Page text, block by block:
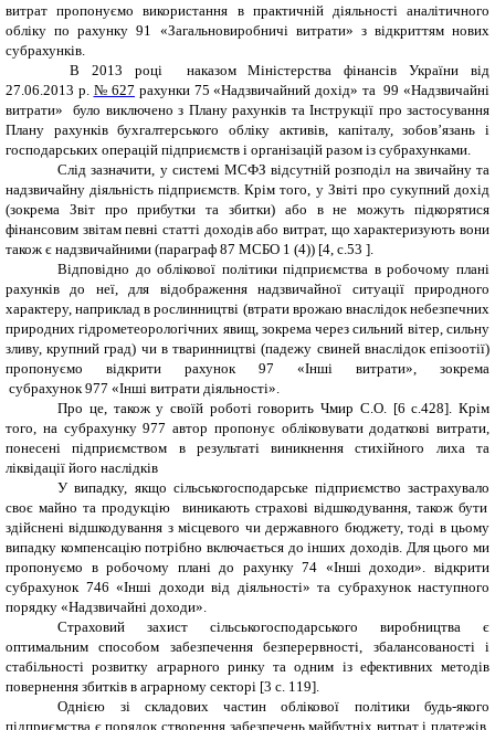
витрат пропонуємо використання в практичній діяльності аналітичного
обліку по рахунку 91 «Загальновиробничі витрати» з відкриттям нових
субрахунків.
В 2013 році наказом Міністерства фінансів України від
27.06.2013 р. № 627 рахунки 75 «Надзвичайний дохід» та 99 «Надзвичайні
витрати» було виключено з Плану рахунків та Інструкції про застосування
Плану рахунків бухгалтерського обліку активів, капіталу, зобов’язань і
господарських операцій підприємств і організацій разом із субрахунками.
Слід зазначити, у системі МСФЗ відсутній розподіл на звичайну та
надзвичайну діяльність підприємств. Крім того, у Звіті про сукупний дохід
(зокрема Звіт про прибутки та збитки) або в не можуть підкорятися
фінансовим звітам певні статті доходів або витрат, що характеризують вони
також є надзвичайними (параграф 87 МСБО 1 (4)) [4, с.53 ].
Відповідно до облікової політики підприємства в робочому плані
рахунків до неї, для відображення надзвичайної ситуації природного
характеру, наприклад в рослинництві (втрати врожаю внаслідок небезпечних
природних гідрометеорологічних явищ, зокрема через сильний вітер, сильну
зливу, крупний град) чи в тваринництві (падежу свиней внаслідок епізоотії)
пропонуємо відкрити рахунок 97 «Інші витрати», зокрема
субрахунок 977 «Інші витрати діяльності».
Про це, також у своїй роботі говорить Чмир С.О. [6 с.428]. Крім
того, на субрахунку 977 автор пропонує обліковувати додаткові витрати,
понесені підприємством в результаті виникнення стихійного лиха та
ліквідації його наслідків
У випадку, якщо сільськогосподарське підприємство застрахувало
своє майно та продукцію виникають страхові відшкодування, також бути
здійснені відшкодування з місцевого чи державного бюджету, тоді в цьому
випадку компенсацію потрібно включається до інших доходів. Для цього ми
пропонуємо в робочому плані до рахунку 74 «Інші доходи». відкрити
субрахунок 746 «Інші доходи від діяльності» та субрахунок наступного
порядку «Надзвичайні доходи».
Страховий захист сільськогосподарського виробництва є
оптимальним способом забезпечення безперервності, збалансованості і
стабільності розвитку аграрного ринку та одним із ефективних методів
повернення збитків в аграрному секторі [3 с. 119].
Однією зі складових частин облікової політики будь-якого
підприємства є порядок створення забезпечень майбутніх витрат і платежів.